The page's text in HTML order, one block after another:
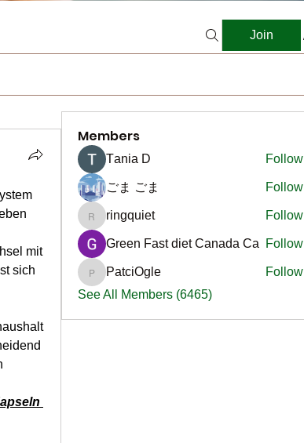
Join
mit
sich
Members
Тania D Follow
ごま ごま Follow
ringquiet
ringquiet Follow
Green Fast diet Canada Ca Follow
PatciOgle
PatciOgle
Follow
See All Members (6465)